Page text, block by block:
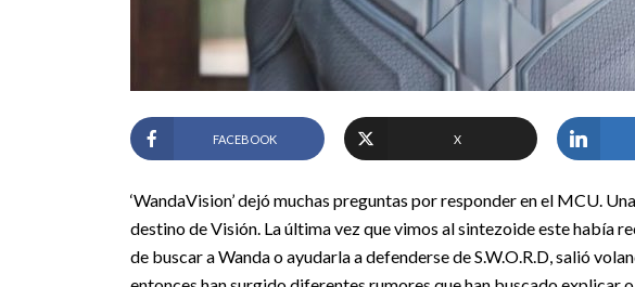
FACEBOOK X
‘WandaVision’ dejó muchas preguntas por responder en el MCU.
destino de Visión. La última vez que vimos al sintezoide este había
de buscar a Wanda o ayudarla a defenderse de S.W.O.R.D, salió